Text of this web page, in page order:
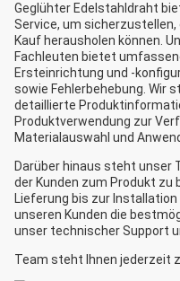
Geglühter Edelstahldraht
Service, um
Kauf herausholen können.
Fachleuten bietet
Ersteinrichtung und -
sowie Fehlerbehebung. Wir
detaillierte
Produktverwendung zur
Materialauswahl und
Darüber hinaus steht unser
der Kunden zum Produkt zu
Lieferung bis zur
unseren Kunden die
unser technischer Support
Team steht Ihnen jederzeit